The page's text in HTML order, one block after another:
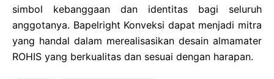
simbol kebanggaan dan identitas bagi seluruh
anggotanya. Bapelright Konveksi dapat menjadi mitra
yang handal dalam merealisasikan desain almamater
ROHIS yang berkualitas dan sesuai dengan harapan.